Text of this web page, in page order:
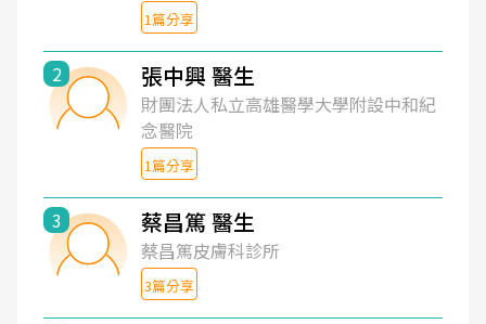
1篇分享
2 張中興 醫生
財團法人私立高雄醫學大學附設中和紀
念醫院
1篇分享
3 蔡昌篤 醫生
蔡昌篤皮膚科診所
3篇分享